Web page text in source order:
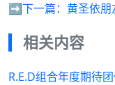
➡️下一篇： 黄圣依朋
相关内容
R.E.D组合年度期待